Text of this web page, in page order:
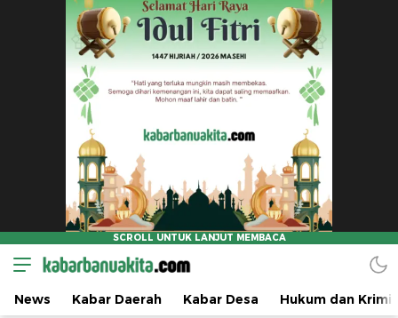
News Kabar Daerah Kabar Desa Hukum dan